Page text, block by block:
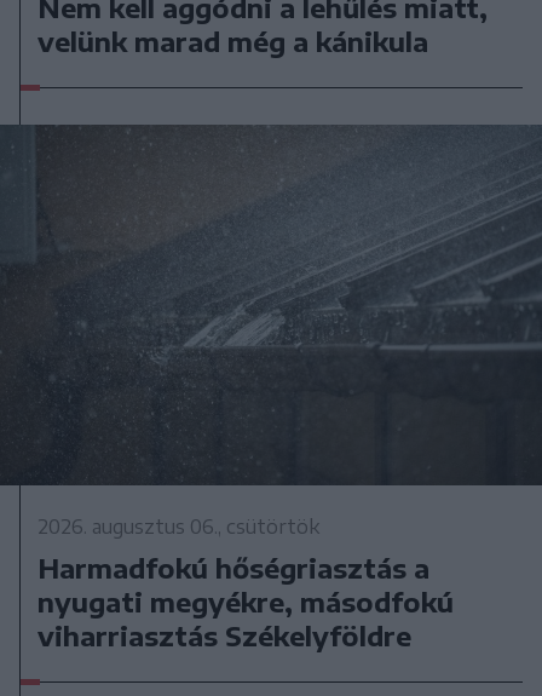
velünk marad még a kánikula
2026. augusztus 06., csütörtök
Harmadfokú hőségriasztás a
nyugati megyékre, másodfokú
viharriasztás Székelyföldre